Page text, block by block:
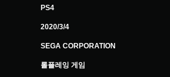
PS4
2020/3/4
SEGA CORPORATION
롤플레잉 게임